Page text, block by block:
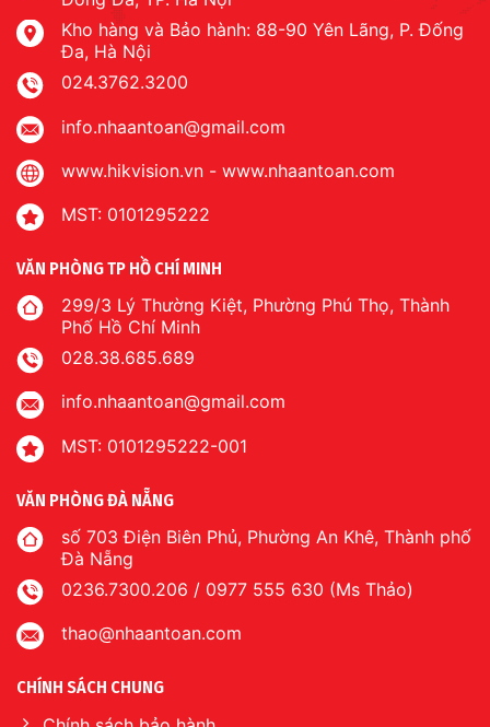
Kho hàng và Bảo hành: 88-90 Yên Lãng, P. Đống
Đa, Hà Nội
024.3762.3200
info.nhaantoan@gmail.com
www.hikvision.vn - www.nhaantoan.com
MST: 0101295222
VĂN PHÒNG TP HỒ CHÍ MINH
299/3 Lý Thường Kiệt, Phường Phú Thọ, Thành
Phố Hồ Chí Minh
028.38.685.689
info.nhaantoan@gmail.com
MST: 0101295222-001
VĂN PHÒNG ĐÀ NẴNG
số 703 Điện Biên Phủ, Phường An Khê, Thành phố
Đà Nẵng
0236.7300.206 / 0977 555 630 (Ms Thảo)
thao@nhaantoan.com
CHÍNH SÁCH CHUNG